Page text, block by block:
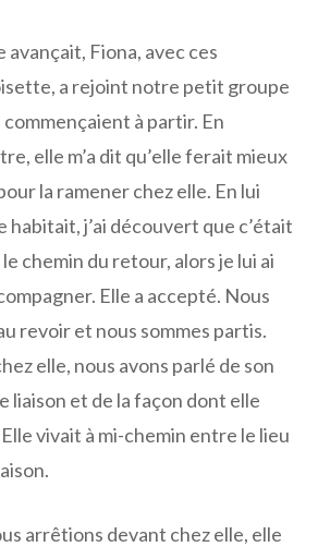
avançait, Fiona, avec ces
a rejoint notre petit groupe
commençaient à partir. En
elle m’a dit qu’elle ferait mieux
la ramener chez elle. En lui
habitait, j’ai découvert que c’était
chemin du retour, alors je lui ai
Elle a accepté. Nous
revoir et nous sommes partis.
elle, nous avons parlé de son
liaison et de la façon dont elle
vivait à mi-chemin entre le lieu
arrêtions devant chez elle, elle